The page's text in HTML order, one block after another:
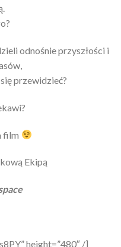
odnośnie przyszłości i
przewidzieć?
film
Ekipą
height=”480″ /]